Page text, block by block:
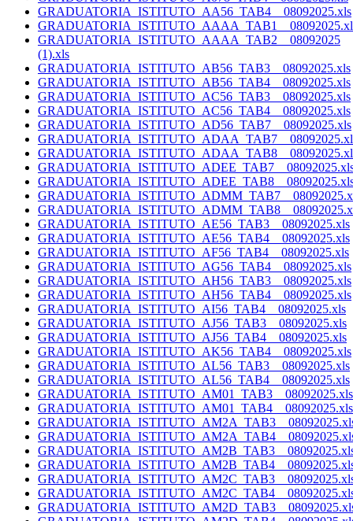
GRADUATORIA_ISTITUTO_AA56_TAB4__08092025.xls
GRADUATORIA_ISTITUTO_AAAA_TAB2__08092025
(1).xls
GRADUATORIA_ISTITUTO_AB56_TAB3__08092025.xls
GRADUATORIA_ISTITUTO_AB56_TAB4__08092025.xls
GRADUATORIA_ISTITUTO_AC56_TAB3__08092025.xls
GRADUATORIA_ISTITUTO_AC56_TAB4__08092025.xls
GRADUATORIA_ISTITUTO_AD56_TAB7__08092025.xls
GRADUATORIA_ISTITUTO_AE56_TAB3__08092025.xls
GRADUATORIA_ISTITUTO_AE56_TAB4__08092025.xls
GRADUATORIA_ISTITUTO_AF56_TAB4__08092025.xls
GRADUATORIA_ISTITUTO_AG56_TAB4__08092025.xls
GRADUATORIA_ISTITUTO_AH56_TAB3__08092025.xls
GRADUATORIA_ISTITUTO_AH56_TAB4__08092025.xls
GRADUATORIA_ISTITUTO_AI56_TAB4__08092025.xls
GRADUATORIA_ISTITUTO_AJ56_TAB3__08092025.xls
GRADUATORIA_ISTITUTO_AJ56_TAB4__08092025.xls
GRADUATORIA_ISTITUTO_AK56_TAB4__08092025.xls
GRADUATORIA_ISTITUTO_AL56_TAB3__08092025.xls
GRADUATORIA_ISTITUTO_AL56_TAB4__08092025.xls
GRADUATORIA_ISTITUTO_AM01_TAB3__08092025.xls
GRADUATORIA_ISTITUTO_AM01_TAB4__08092025.xls